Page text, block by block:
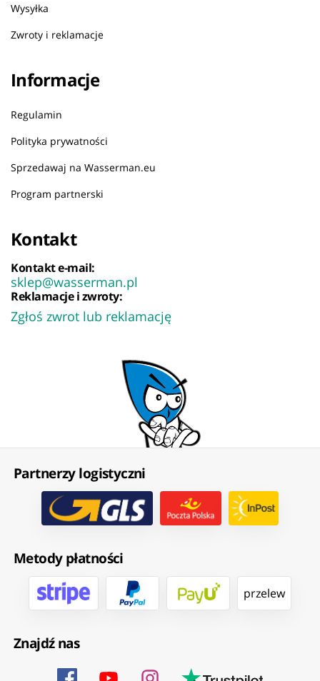
Wysyłka
Zwroty i reklamacje
Informacje
Regulamin
Polityka prywatności
Sprzedawaj na Wasserman.eu
Program partnerski
Kontakt
Kontakt e-mail:
sklep@wasserman.pl
Reklamacje i zwroty:
Zgłoś zwrot lub reklamację
Partnerzy logistyczni
Metody płatności
przelew
Znajdź nas